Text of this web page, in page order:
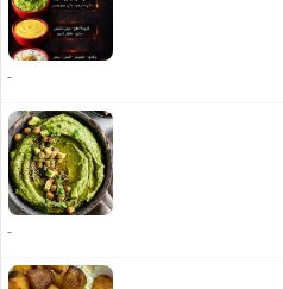
-
-